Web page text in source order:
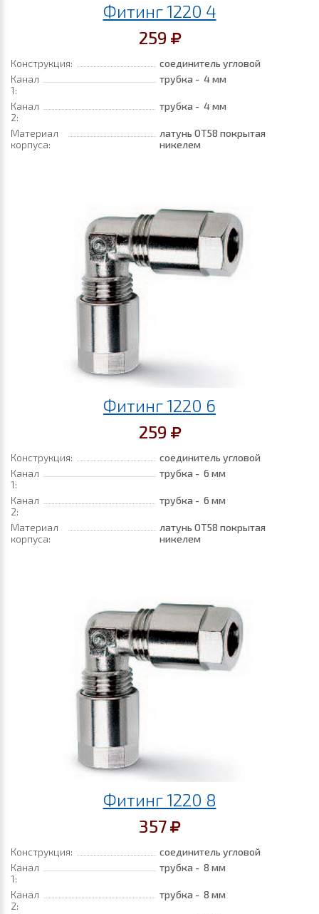
Фитинг 1220 4
259
Конструкция:
соединитель угловой
Канал
1:
трубка - 4 мм
Канал
2:
трубка - 4 мм
Материал
корпуса:
латунь ОТ58 покрытая
никелем
Фитинг 1220 6
259
Конструкция:
соединитель угловой
Канал
1:
трубка - 6 мм
Канал
2:
трубка - 6 мм
Материал
корпуса:
латунь ОТ58 покрытая
никелем
Фитинг 1220 8
357
Конструкция:
соединитель угловой
Канал
1:
трубка - 8 мм
Канал
2:
трубка - 8 мм